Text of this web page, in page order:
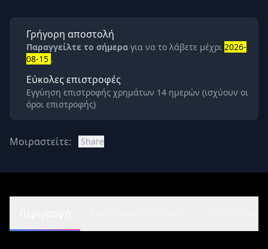
Γρήγορη αποστολή
Παραγγείλτε το σήμερα για να το λάβετε μέχρι 2026-
08-15 .
Εύκολες επιστροφές
Εγγύηση επιστροφής χρημάτων 14 ημερών (ισχύουν οι
όροι επιστροφής)
Μοιραστείτε: Share